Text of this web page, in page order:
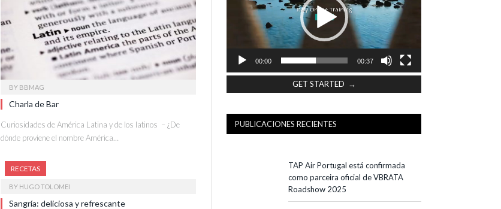
BY BBMAG
Charla de Bar
Curiosidades de América Latina y de los latinos – ¿De
dónde proviene el nombre América…
RECETAS
BY HUGO TOLOMEI
Sangría: deliciosa y refrescante
00:00 00:37
GET STARTED →
PUBLICACIONES RECIENTES
TAP Air Portugal está confirmada
como parceira oficial de VBRATA
Roadshow 2025